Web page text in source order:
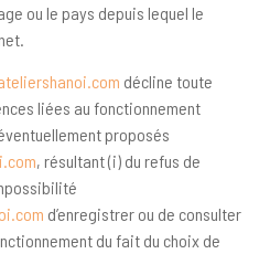
ou le pays depuis lequel le
décline toute
liées au fonctionnement
proposés
, résultant (i) du refus de
d’enregistrer ou de consulter
du fait du choix de